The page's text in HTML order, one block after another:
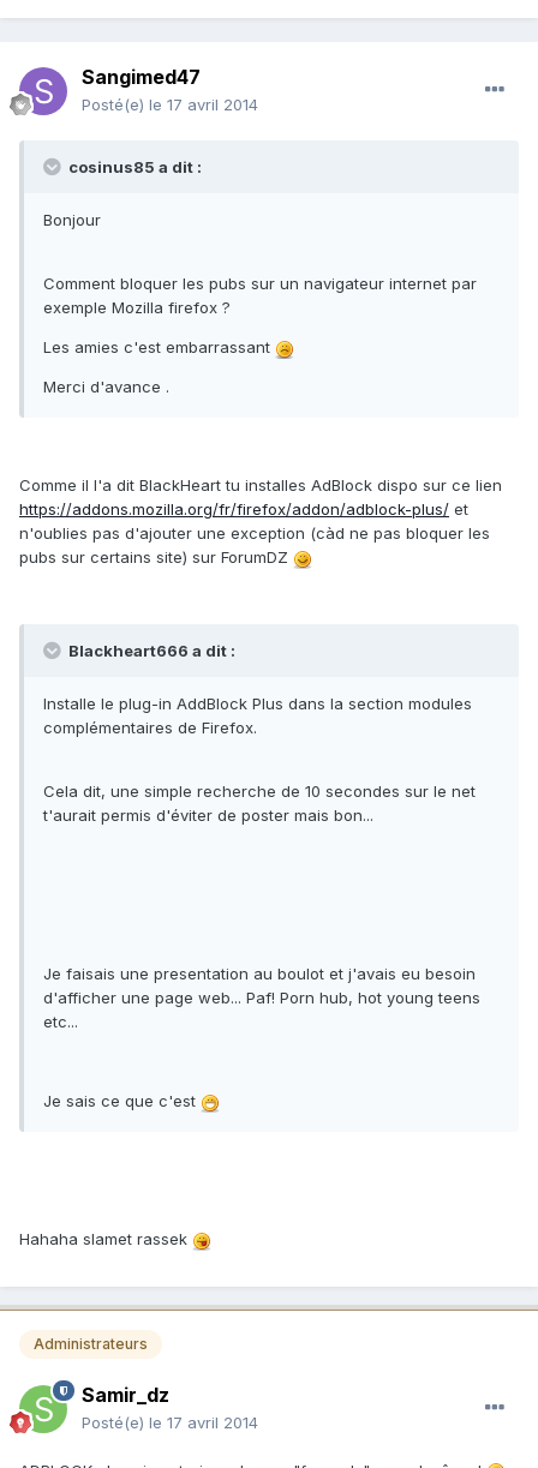
Sangimed47
Posté(e) le 17 avril 2014
cosinus85 a dit :
Bonjour
Comment bloquer les pubs sur un navigateur internet par
exemple Mozilla firefox ?
Les amies c'est embarrassant
Merci d'avance .
Comme il l'a dit BlackHeart tu installes AdBlock dispo sur ce lien
https://addons.mozilla.org/fr/firefox/addon/adblock-plus/ et
n'oublies pas d'ajouter une exception (càd ne pas bloquer les
pubs sur certains site) sur ForumDZ
Blackheart666 a dit :
Installe le plug-in AddBlock Plus dans la section modules
complémentaires de Firefox.
Cela dit, une simple recherche de 10 secondes sur le net
t'aurait permis d'éviter de poster mais bon...
Je faisais une presentation au boulot et j'avais eu besoin
d'afficher une page web... Paf! Porn hub, hot young teens
etc...
Je sais ce que c'est
Hahaha slamet rassek
Administrateurs
Samir_dz
Posté(e) le 17 avril 2014